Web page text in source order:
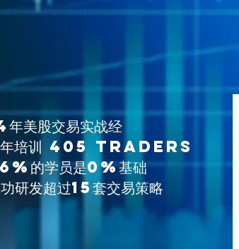
美股交易实战经
培训 405 Traders
的学员是0%基础
研发超过15套交易策略